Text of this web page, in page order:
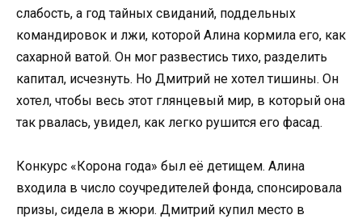
слабость, а год тайных свиданий, поддельных
командировок и лжи, которой Алина кормила его, как
сахарной ватой. Он мог развестись тихо, разделить
капитал, исчезнуть. Но Дмитрий не хотел тишины. Он
хотел, чтобы весь этот глянцевый мир, в который она
так рвалась, увидел, как легко рушится его фасад.
Конкурс «Корона года» был её детищем. Алина
входила в число соучредителей фонда, спонсировала
призы, сидела в жюри. Дмитрий купил место в